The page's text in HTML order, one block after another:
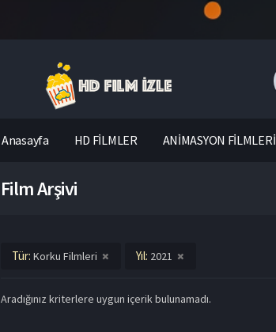
Anasayfa HD FİLMLER ANİMASYON FİLMLERİ
Film Arşivi
Tür: Korku Filmleri Yıl: 2021
Aradığınız kriterlere uygun içerik bulunamadı.